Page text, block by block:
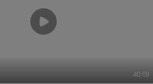
40:09